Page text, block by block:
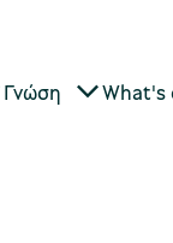
Γνώση What's